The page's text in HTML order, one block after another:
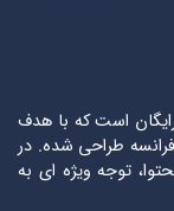
است که با هدف
فرانسه طراحی شده. در
توجه ویژه ای به